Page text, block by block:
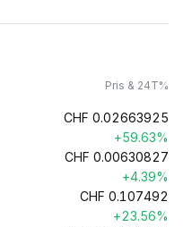
Pris & 24T%
CHF 0.02663925
+59.63%
CHF 0.00630827
+4.39%
CHF 0.107492
+23.56%